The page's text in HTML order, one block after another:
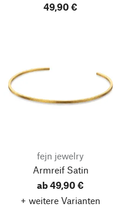
49,90 €
fejn jewelry
Armreif Satin
ab 49,90 €
+ weitere Varianten